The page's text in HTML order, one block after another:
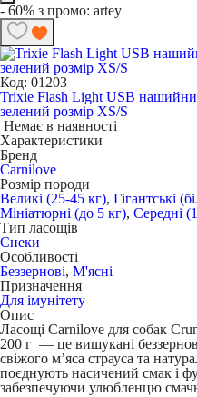
- 60% з промо: artey
Код: 01203
Trixie Flash Light USB
зелений розмір XS/S
Немає в наявності
Характеристики
Бренд
Carnilove
Розмір породи
Великі (25-45 кг), Гігантські
Мініатюрні (до 5 кг), Середні
Тип ласощів
Снеки
Особливості
Беззернові, М'ясні
Призначення
Для імунітету
Опис
Ласощі Carnilove для собак
200 г — це вишукані
свіжого м’яса страуса та
поєднують насичений смак і
забезпечуючи улюбленцю